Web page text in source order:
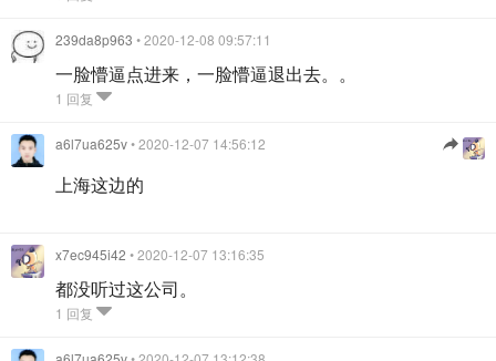
239da8p963 • 2020-12-08 09:57:11
一脸懵逼点进来，一脸懵逼退出去。。
1 回复
a6l7ua625v• 2020-12-07 14:56:12
上海这边的
x7ec945i42 • 2020-12-07 13:16:35
都没听过这公司。
1 回复